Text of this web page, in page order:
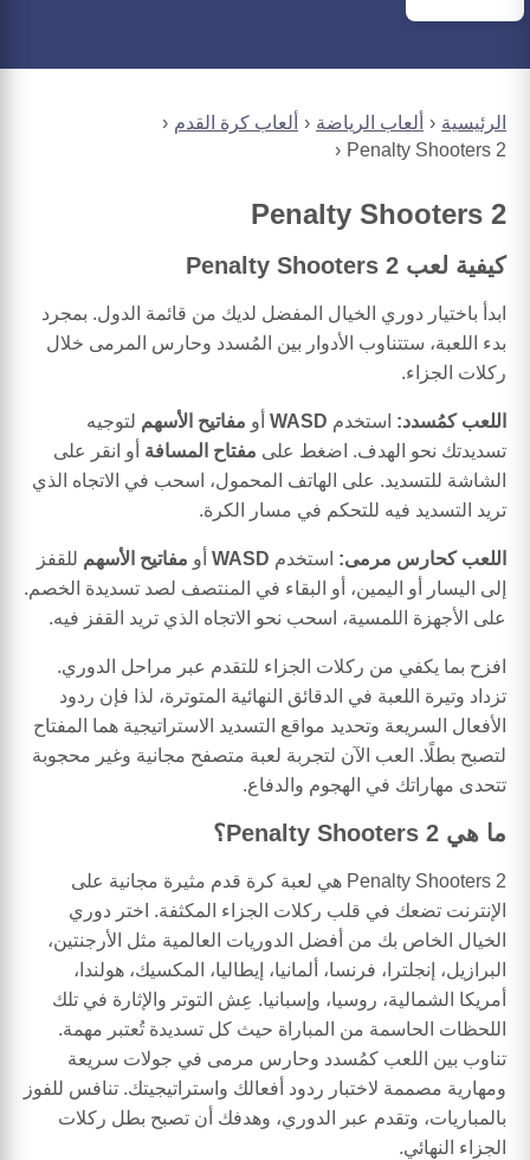
الرئيسية ألعاب الرياضة
ألعاب كرة القدم
Penalty Shooters 2
Penalty Shooters 2
كيفية لعب Penalty Shooters 2
ابدأ باختيار دوري الخيال المفضل لديك من قائمة الدول. بمجرد
بدء اللعبة، ستتناوب الأدوار بين المُسدد وحارس المرمى خلال
ركلات الجزاء.
اللعب كمُسدد: استخدم WASD أو مفاتيح الأسهم لتوجيه
تسديدتك نحو الهدف. اضغط على مفتاح المسافة أو انقر على
الشاشة للتسديد. على الهاتف المحمول، اسحب في الاتجاه الذي
تريد التسديد فيه للتحكم في مسار الكرة.
اللعب كحارس مرمى: استخدم WASD أو مفاتيح الأسهم للقفز
إلى اليسار أو اليمين، أو البقاء في المنتصف لصد تسديدة الخصم.
على الأجهزة اللمسية، اسحب نحو الاتجاه الذي تريد القفز فيه.
افزح بما يكفي من ركلات الجزاء للتقدم عبر مراحل الدوري.
تزداد وتيرة اللعبة في الدقائق النهائية المتوترة، لذا فإن ردود
الأفعال السريعة وتحديد مواقع التسديد الاستراتيجية هما المفتاح
لتصبح بطلًا. العب الآن لتجربة لعبة متصفح مجانية وغير محجوبة
تتحدى مهاراتك في الهجوم والدفاع.
ما هي Penalty Shooters 2؟
Penalty Shooters 2 هي لعبة كرة قدم مثيرة مجانية على
الإنترنت تضعك في قلب ركلات الجزاء المكثفة. اختر دوري
الخيال الخاص بك من أفضل الدوريات العالمية مثل الأرجنتين،
البرازيل، إنجلترا، فرنسا، ألمانيا، إيطاليا، المكسيك، هولندا،
أمريكا الشمالية، روسيا، وإسبانيا. عِش التوتر والإثارة في تلك
اللحظات الحاسمة من المباراة حيث كل تسديدة تُعتبر مهمة.
تناوب بين اللعب كمُسدد وحارس مرمى في جولات سريعة
ومهارية مصممة لاختبار ردود أفعالك واستراتيجيتك. تنافس للفوز
بالمباريات، وتقدم عبر الدوري، وهدفك أن تصبح بطل ركلات
الجزاء النهائي.